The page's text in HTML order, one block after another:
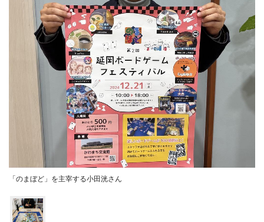
「のまぼど」を主宰する小田洸さん